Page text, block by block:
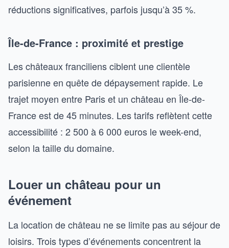
réductions significatives, parfois jusqu’à 35 %.
Île-de-France : proximité et prestige
Les châteaux franciliens ciblent une clientèle
parisienne en quête de dépaysement rapide. Le
trajet moyen entre Paris et un château en Île-de-
France est de 45 minutes. Les tarifs reflètent cette
accessibilité : 2 500 à 6 000 euros le week-end,
selon la taille du domaine.
Louer un château pour un
événement
La location de château ne se limite pas au séjour de
loisirs. Trois types d’événements concentrent la